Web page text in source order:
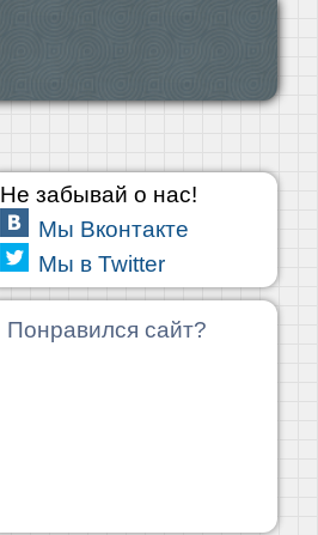
Не забывай о нас!
Мы Вконтакте
Мы в Twitter
Понравился сайт?